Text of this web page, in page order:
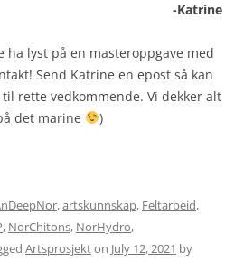
-Katrine
lyst på en masteroppgave med
Send Katrine en epost så kan
rette vedkommende. Vi dekker alt
det marine
)
,artskunnskap, Feltarbeid,
, NorChitons, NorHydro,
Artsprosjekton July 12, 2021 by